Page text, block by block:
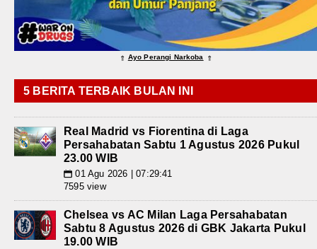
⇑ Ayo Perangi Narkoba ⇑
5 BERITA TERBAIK BULAN INI
Real Madrid vs Fiorentina di Laga
Persahabatan Sabtu 1 Agustus 2026 Pukul
23.00 WIB
📅 01 Agu 2026 | 07:29:41
7595 view
Chelsea vs AC Milan Laga Persahabatan
Sabtu 8 Agustus 2026 di GBK Jakarta Pukul
19.00 WIB